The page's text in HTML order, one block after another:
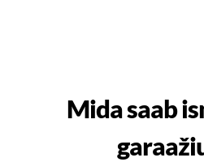
Mida saab